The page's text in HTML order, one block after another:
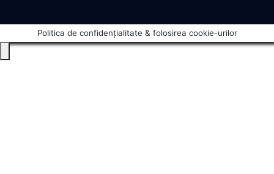
Politica de confidențialitate & folosirea cookie-urilor